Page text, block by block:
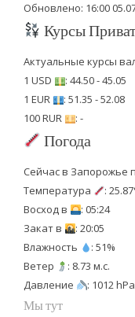
Обновлено: 16:00
Курсы
Актуальные курсы
1 USD
: 44.50 - 45.05
1 EUR
: 51.35 - 52.08
100 RUR
: -
Погода
Сейчас в Запорожье
Температура
:
Восход в
: 05:24
Закат в
: 20:05
Влажность
: 51%
Ветер
: 8.73 м.с.
Давление
: 1012 hPa
Мы тут